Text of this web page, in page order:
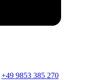
+49 9853 385 270